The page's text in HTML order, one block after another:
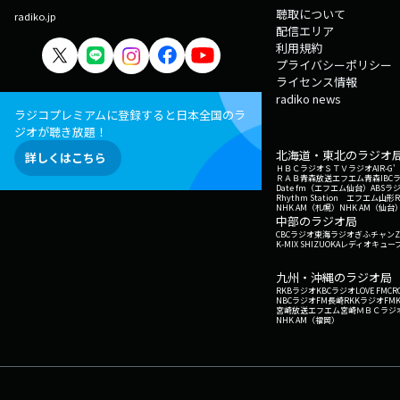
radiko.jp
ラジコプレミアムに登録すると日本全国のラ
ジオが聴き放題！
詳しくはこちら
聴取について
配信エリア
利用規約
プライバシーポリシー
ライセンス情報
radiko news
北海道・東北のラジオ
ＨＢＣラジオＳＴＶラジオAIR-G'
ＲＡＢ青森放送エフエム青森IBC
Date fm（エフエム仙台） ABSラ
Rhythm Station エフエム山形
NHK AM（札幌） NHK AM（仙台
中部のラジオ局
CBCラジオ東海ラジオぎふチャン
K-MIX SHIZUOKAレディオキュー
九州・沖縄のラジオ局
RKBラジオKBCラジオLOVE FM
NBCラジオFM長崎RKKラジオ
宮崎放送エフエム宮崎ＭＢＣラジ
NHK AM（福岡）